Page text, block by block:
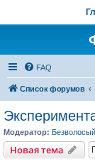
FAQ
Список форумов
Модератор:
Новая тема